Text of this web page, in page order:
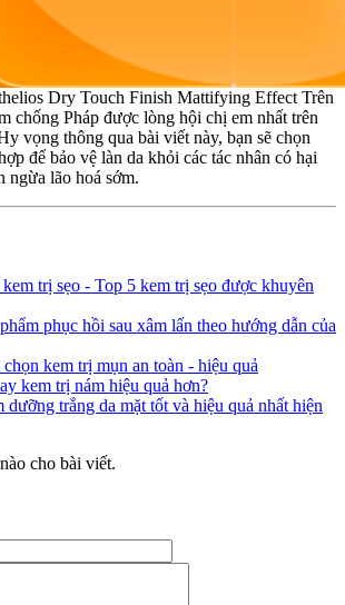
Dry Touch Finish Mattifying Effect Trên
chống Pháp được lòng hội chị em nhất trên
vọng thông qua bài viết này, bạn sẽ chọn
để bảo vệ làn da khỏi các tác nhân có hại
ngừa lão hoá sớm.
trị sẹo - Top 5 kem trị sẹo được khuyên
phục hồi sau xâm lấn theo hướng dẫn của
kem trị mụn an toàn - hiệu quả
kem trị nám hiệu quả hơn?
dưỡng trắng da mặt tốt và hiệu quả nhất hiện
cho bài viết.